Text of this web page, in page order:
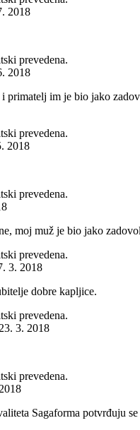
2018
prevedena.
2018
primatelj im je bio jako
prevedena.
2018
prevedena.
moj muž je bio jako
prevedena.
3. 2018
dobre kapljice.
prevedena.
23. 3. 2018
prevedena.
Sagaforma potvrđuju